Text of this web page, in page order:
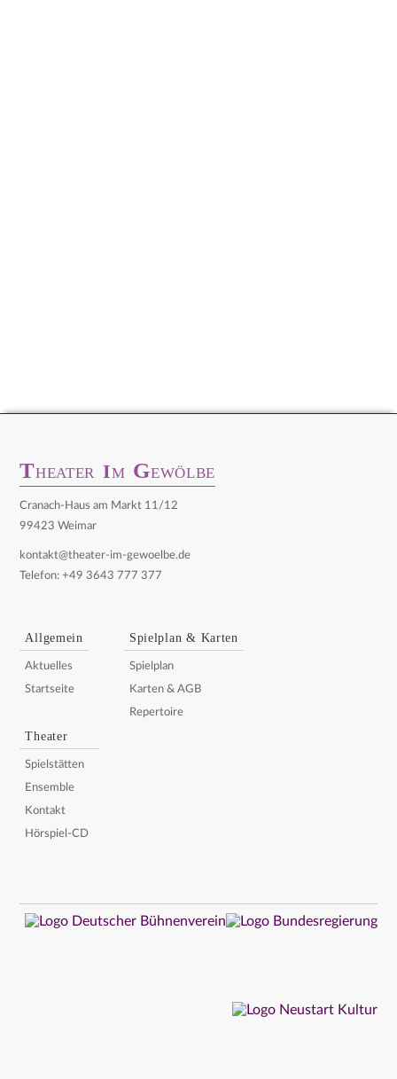
THEATER IM GEWÖLBE
Cranach-Haus am Markt 11/12
99423 Weimar
kontakt@theater-im-gewoelbe.de
Telefon: +49 3643 777 377
Allgemein
Aktuelles
Startseite
Spielplan & Karten
Spielplan
Karten & AGB
Repertoire
Theater
Spielstätten
Ensemble
Kontakt
Hörspiel-CD